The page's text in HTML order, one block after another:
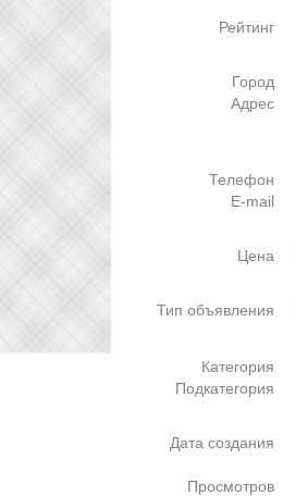
Рейтинг
Город
Адрес
Телефон
E-mail
Цена
Тип объявления
Категория
Подкатегория
Дата создания
Просмотров